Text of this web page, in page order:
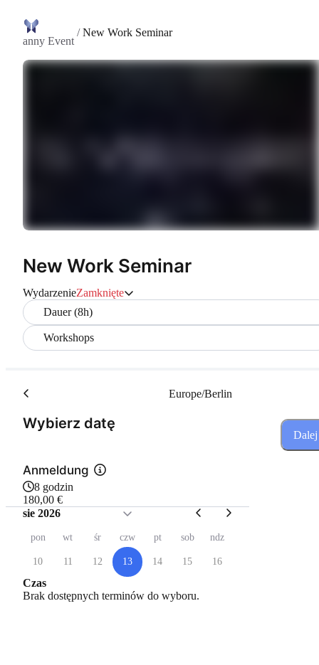
anny Event
/New Work Seminar
New Work Seminar
WydarzenieZamknięte
Dauer (8h)
Workshops
Wybierz datę
Europe/Berlin
Anmeldung
8 godzin
180,00 €
sie 2026
pon wt śr czw pt sob ndz
10 11 12 13 14 15 16
Czas
Brak dostępnych terminów do wyboru.
Dalej